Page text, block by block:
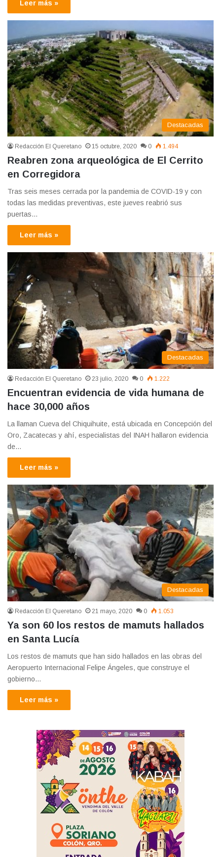
Leer más »
Destacadas
Redacción El Queretano 15 octubre, 2020 0 1.494
Reabren zona arqueológica de El Cerrito
en Corregidora
Tras seis meses cerrada por la pandemia de COVID-19 y con
todas las medidas preventivas, este jueves reabrió sus
puertas…
Leer más »
Destacadas
Redacción El Queretano 23 julio, 2020 0 1.222
Encuentran evidencia de vida humana de
hace 30,000 años
La llaman Cueva del Chiquihuite, está ubicada en Concepción del
Oro, Zacatecas y ahí, especialistas del INAH hallaron evidencia
de…
Leer más »
Destacadas
Redacción El Queretano 21 mayo, 2020 0 1.053
Ya son 60 los restos de mamuts hallados
en Santa Lucía
Los restos de mamuts que han sido hallados en las obras del
Aeropuerto Internacional Felipe Ángeles, que construye el
gobierno…
Leer más »